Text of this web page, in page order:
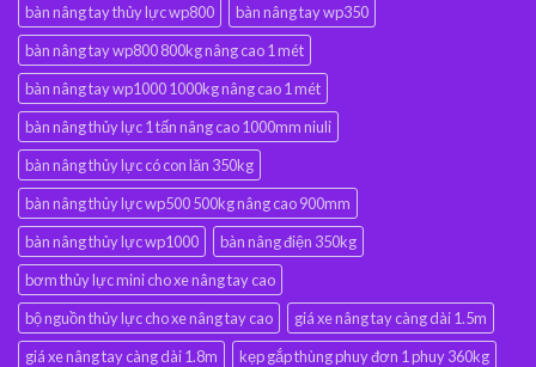
bàn nâng tay thủy lực wp800
bàn nâng tay wp350
bàn nâng tay wp800 800kg nâng cao 1 mét
bàn nâng tay wp1000 1000kg nâng cao 1 mét
bàn nâng thủy lực 1 tấn nâng cao 1000mm niuli
bàn nâng thủy lực có con lăn 350kg
bàn nâng thủy lực wp500 500kg nâng cao 900mm
bàn nâng thủy lực wp1000
bàn nâng điện 350kg
bơm thủy lực mini cho xe nâng tay cao
bộ nguồn thủy lực cho xe nâng tay cao
giá xe nâng tay càng dài 1.5m
giá xe nâng tay càng dài 1.8m
kẹp gắp thùng phuy đơn 1 phuy 360kg